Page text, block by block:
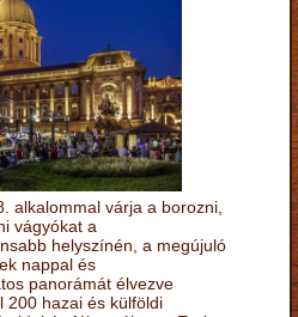
alkalommal várja a borozni,
vágyókat a
helyszínén, a megújuló
nappal és
panorámát élvezve
200 hazai és külföldi